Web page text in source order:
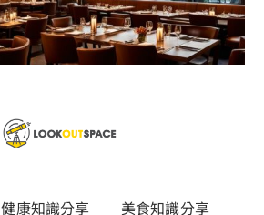
健康知識分享 美食知識分享